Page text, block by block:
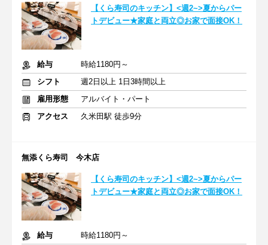
【くら寿司のキッチン】<週2~>夏からパー
トデビュー★家庭と両立◎お家で面接OK！
給与
時給1180円～
シフト
週2日以上 1日3時間以上
雇用形態
アルバイト・パート
アクセス
久米田駅 徒歩9分
無添くら寿司 今木店
【くら寿司のキッチン】<週2~>夏からパー
トデビュー★家庭と両立◎お家で面接OK！
給与
時給1180円～